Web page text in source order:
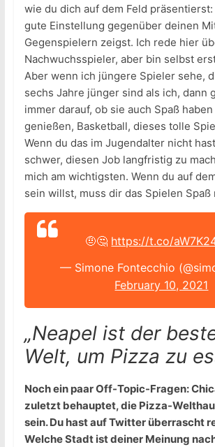
wie du dich auf dem Feld
gute Einstellung gegenüber deinen
Gegenspielern zeigst. Ich rede hier
Nachwuchsspieler, aber bin selbst
Aber wenn ich jüngere Spieler sehe,
sechs Jahre jünger sind als ich, dann
immer darauf, ob sie auch Spaß
genießen, Basketball, dieses tolle
Wenn du das im Jugendalter nicht
schwer, diesen Job langfristig zu
mich am wichtigsten. Wenn du auf
sein willst, muss dir das Spielen Spaß
🤨🤔 https://t.co/
— Simone Fontecchio
February 10, 2021
„Neapel ist der
Welt, um Pizza zu
Noch ein paar Off-Topic-Fragen:
zuletzt behauptet, die Pizza-
sein. Du hast auf Twitter überrascht
Welche Stadt ist deiner Meinung